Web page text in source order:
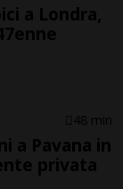
a Londra,
48 min
a Pavana in
privata